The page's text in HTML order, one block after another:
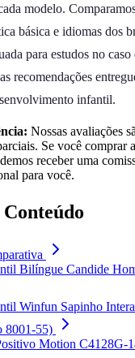
modelo.
básica e idiomas dos
para estudos no
recomendações
infantil.
Nossas avaliações
Se você comprar
receber uma
para você.
Bilíngue Candide
Winfun Sapinho
8001-55)
Motion C4128G-